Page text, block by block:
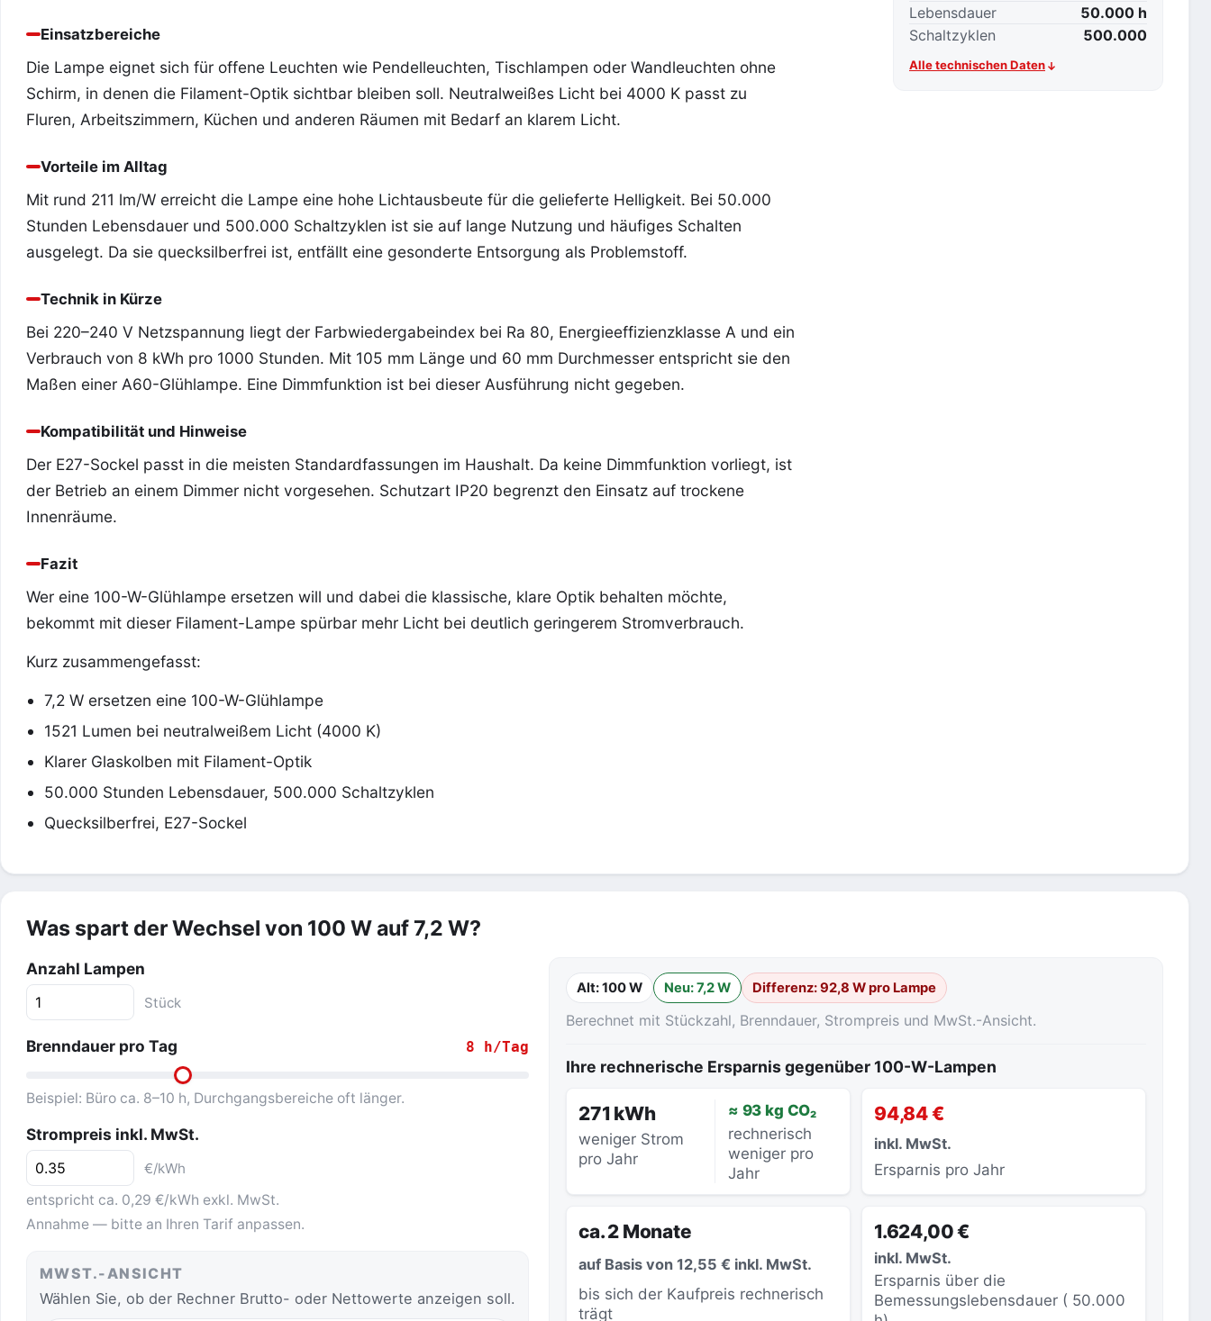
Einsatzbereiche
Die Lampe eignet sich für offene Leuchten wie Pendelleuchten, Tischlampen oder Wandleuchten ohne
Schirm, in denen die Filament-Optik sichtbar bleiben soll. Neutralweißes Licht bei 4000 K passt zu
Fluren, Arbeitszimmern, Küchen und anderen Räumen mit Bedarf an klarem Licht.
Vorteile im Alltag
Mit rund 211 lm/W erreicht die Lampe eine hohe Lichtausbeute für die gelieferte Helligkeit. Bei 50.000
Stunden Lebensdauer und 500.000 Schaltzyklen ist sie auf lange Nutzung und häufiges Schalten
ausgelegt. Da sie quecksilberfrei ist, entfällt eine gesonderte Entsorgung als Problemstoff.
Technik in Kürze
Bei 220–240 V Netzspannung liegt der Farbwiedergabeindex bei Ra 80, Energieeffizienzklasse A und ein
Verbrauch von 8 kWh pro 1000 Stunden. Mit 105 mm Länge und 60 mm Durchmesser entspricht sie den
Maßen einer A60-Glühlampe. Eine Dimmfunktion ist bei dieser Ausführung nicht gegeben.
Kompatibilität und Hinweise
Der E27-Sockel passt in die meisten Standardfassungen im Haushalt. Da keine Dimmfunktion vorliegt, ist
der Betrieb an einem Dimmer nicht vorgesehen. Schutzart IP20 begrenzt den Einsatz auf trockene
Innenräume.
Fazit
Wer eine 100-W-Glühlampe ersetzen will und dabei die klassische, klare Optik behalten möchte,
bekommt mit dieser Filament-Lampe spürbar mehr Licht bei deutlich geringerem Stromverbrauch.
Kurz zusammengefasst:
7,2 W ersetzen eine 100-W-Glühlampe
1521 Lumen bei neutralweißem Licht (4000 K)
Klarer Glaskolben mit Filament-Optik
50.000 Stunden Lebensdauer, 500.000 Schaltzyklen
Quecksilberfrei, E27-Sockel
Lebensdauer
50.000 h
Schaltzyklen
500.000
Alle technischen Daten
Was spart der Wechsel von 100 W auf 7,2 W?
Anzahl Lampen
Stück
Brenndauer pro Tag 8 h/Tag
Beispiel: Büro ca. 8–10 h, Durchgangsbereiche oft länger.
Strompreis inkl. MwSt.
€/kWh
entspricht ca. 0,29 €/kWh exkl. MwSt.
Annahme — bitte an Ihren Tarif anpassen.
MWST.-ANSICHT
Wählen Sie, ob der Rechner Brutto- oder Nettowerte anzeigen soll.
Alt: 100 W Neu: 7,2 W Differenz: 92,8 W pro Lampe
Berechnet mit Stückzahl, Brenndauer, Strompreis und MwSt.-Ansicht.
Ihre rechnerische Ersparnis gegenüber 100-W-Lampen
271 kWh
weniger Strom
pro Jahr
≈ 93 kg CO₂
rechnerisch
weniger pro
Jahr
94,84 €
inkl. MwSt.
Ersparnis pro Jahr
ca. 2 Monate
auf Basis von 12,55 € inkl. MwSt.
bis sich der Kaufpreis rechnerisch
trägt
1.624,00 €
inkl. MwSt.
Ersparnis über die
Bemessungslebensdauer ( 50.000